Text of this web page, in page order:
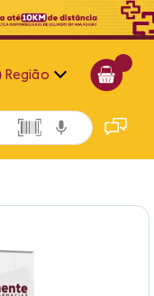
Região
Alagoas
Bahia